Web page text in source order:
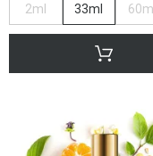
2ml 33ml